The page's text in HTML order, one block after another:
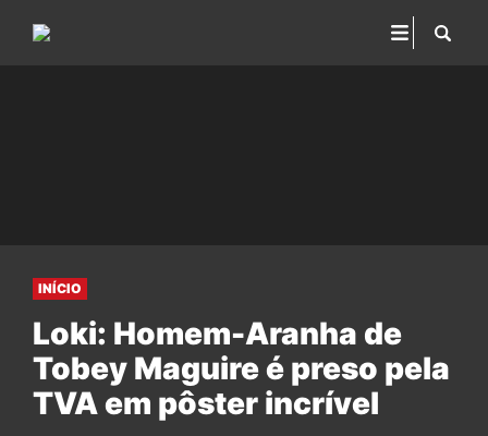
INÍCIO
Loki: Homem-Aranha de
Tobey Maguire é preso pela
TVA em pôster incrível